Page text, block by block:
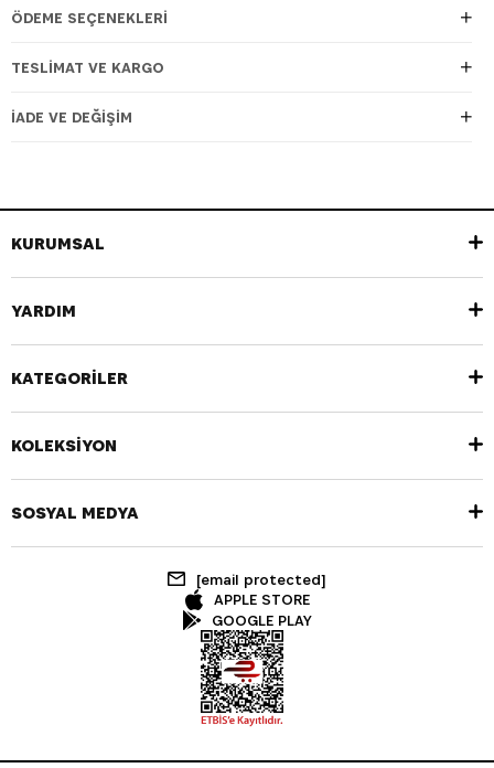
ÖDEME SEÇENEKLERI
TESLIMAT VE KARGO
İADE VE DEĞIŞIM
KURUMSAL
YARDIM
KATEGORİLER
KOLEKSİYON
SOSYAL MEDYA
[email protected]
APPLE STORE
GOOGLE PLAY